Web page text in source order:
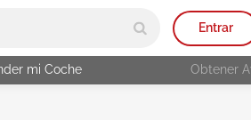
Entrar
mi Coche Obtener